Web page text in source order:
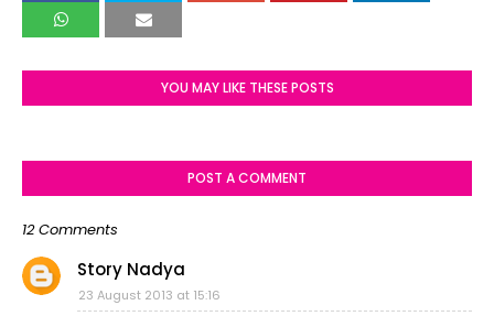
YOU MAY LIKE THESE POSTS
POST A COMMENT
12 Comments
Story Nadya
23 August 2013 at 15:16